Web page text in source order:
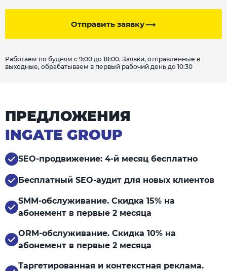
Отправить заявку
Работаем по будням с 9:00 до 18:00. Заявки, отправленные в
выходные, обрабатываем в первый рабочий день до 10:30
ПРЕДЛОЖЕНИЯ
INGATE GROUP
SEO-продвижение: 4-й месяц бесплатно
Бесплатный SEO-аудит для новых клиентов
SMM-обслуживание. Скидка 15% на
абонемент в первые 2 месяца
ORM-обслуживание. Скидка 10% на
абонемент в первые 2 месяца
Таргетированная и контекстная реклама.